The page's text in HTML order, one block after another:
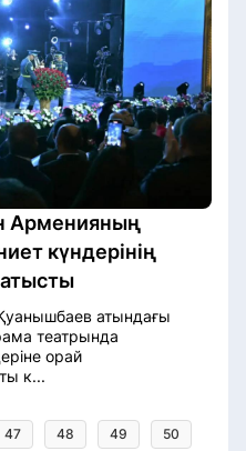
Арменияның
күндерінің
атындағы
театрында
орай
к...
47 48 49 50